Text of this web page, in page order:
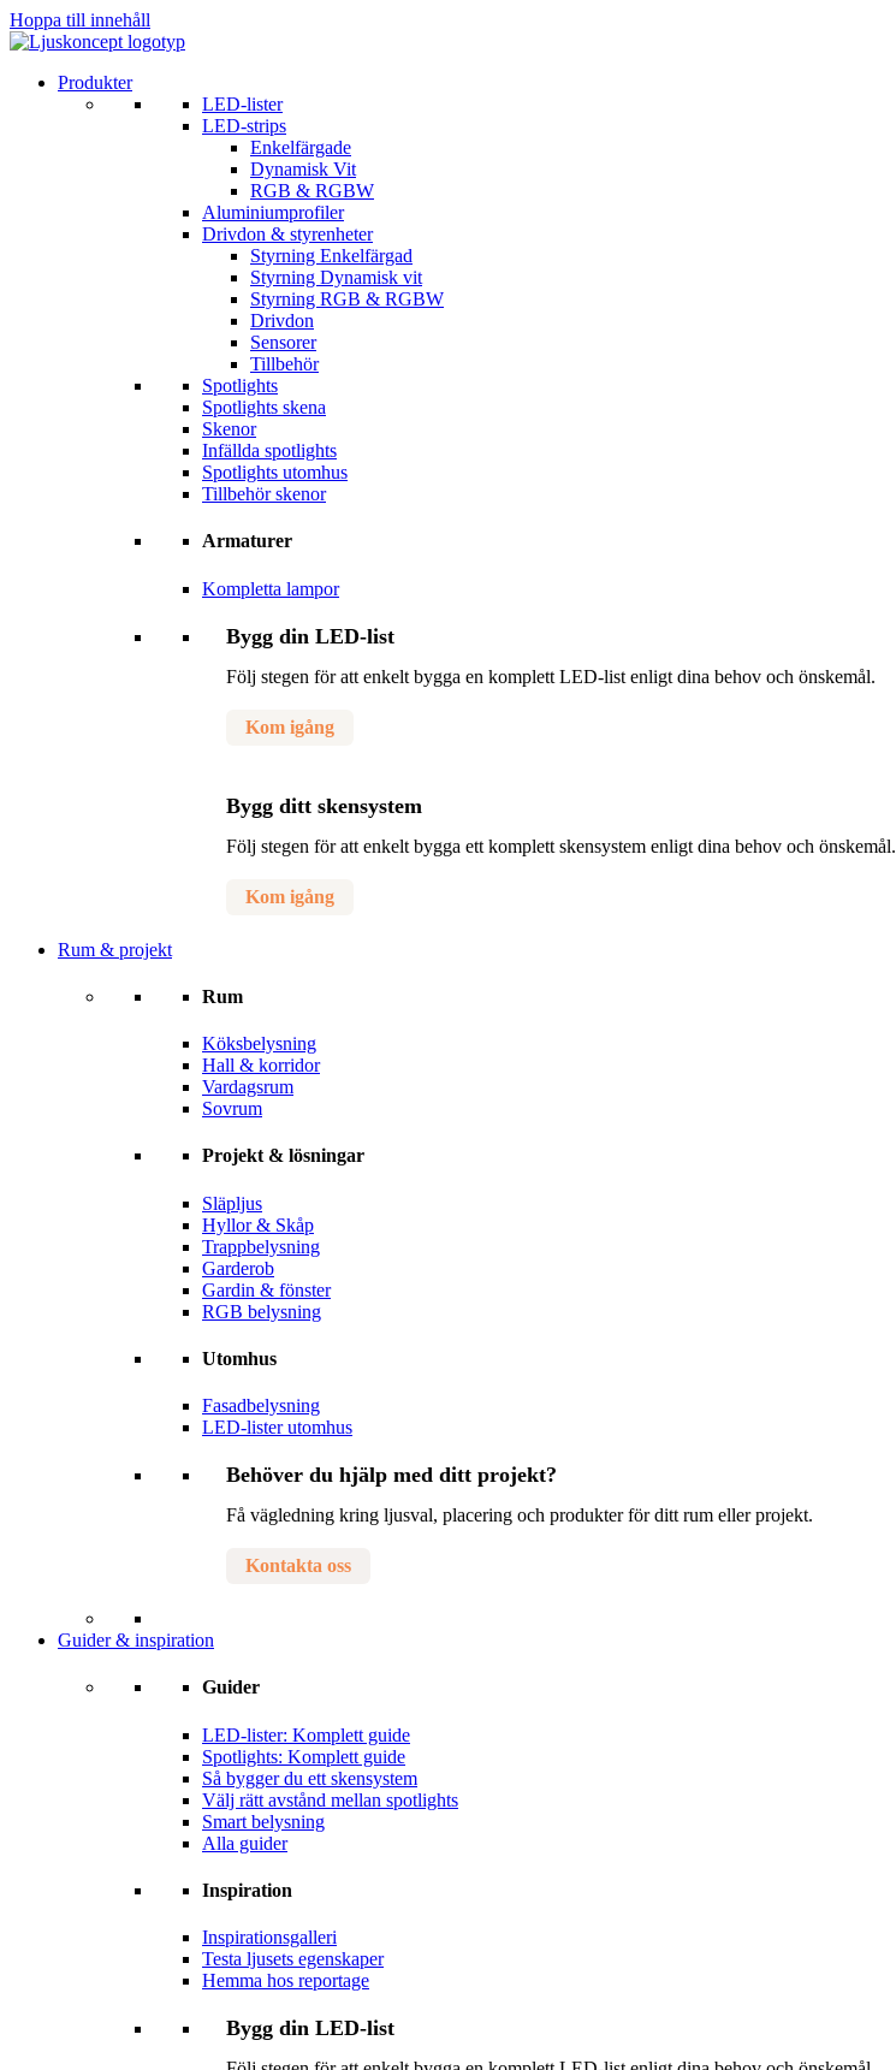
Hoppa till innehåll
Produkter
LED-lister
LED-strips
Enkelfärgade
Dynamisk Vit
RGB & RGBW
Aluminiumprofiler
Drivdon & styrenheter
Styrning Enkelfärgad
Styrning Dynamisk vit
Styrning RGB & RGBW
Drivdon
Sensorer
Tillbehör
Spotlights
Spotlights skena
Skenor
Infällda spotlights
Spotlights utomhus
Tillbehör skenor
Armaturer
Kompletta lampor
Bygg din LED-list
Följ stegen för att enkelt bygga en komplett LED-list enligt dina behov och önskemål.
Kom igång
Bygg ditt skensystem
Följ stegen för att enkelt bygga ett komplett skensystem enligt dina behov och önskemål.
Kom igång
Rum & projekt
Rum
Köksbelysning
Hall & korridor
Vardagsrum
Sovrum
Projekt & lösningar
Släpljus
Hyllor & Skåp
Trappbelysning
Garderob
Gardin & fönster
RGB belysning
Utomhus
Fasadbelysning
LED-lister utomhus
Behöver du hjälp med ditt projekt?
Få vägledning kring ljusval, placering och produkter för ditt rum eller projekt.
Kontakta oss
Guider & inspiration
Guider
LED-lister: Komplett guide
Spotlights: Komplett guide
Så bygger du ett skensystem
Välj rätt avstånd mellan spotlights
Smart belysning
Alla guider
Inspiration
Inspirationsgalleri
Testa ljusets egenskaper
Hemma hos reportage
Bygg din LED-list